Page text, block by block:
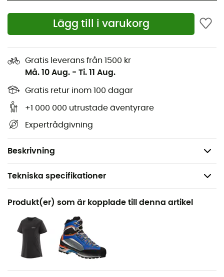
Lägg till i varukorg
Gratis leverans från 1500 kr
Må. 10 Aug. - Ti. 11 Aug.
Gratis retur inom 100 dagar
+1 000 000 utrustade äventyrare
Expertrådgivning
Beskrivning
Förformad skärning idealisk för långa vandringar
Långvarig komfort under en sele
Säkra frontfickor
Dragkedjeficka på höger lår
Förstärkningar på insidan av benen
Justerbara anklar
Vikt: 323 g
Tekniska specifikationer
Rekommenderad för
Vandring / Klättring / Vandring / Bergsbestigning /
Multi-aktivitet
Dam
Produkt(er) som är kopplade till denna artikel